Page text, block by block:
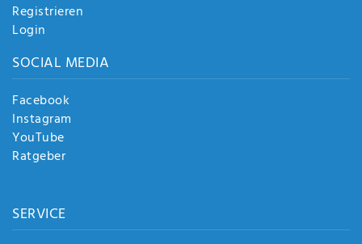
Registrieren
Login
SOCIAL MEDIA
Facebook
Instagram
YouTube
Ratgeber
SERVICE